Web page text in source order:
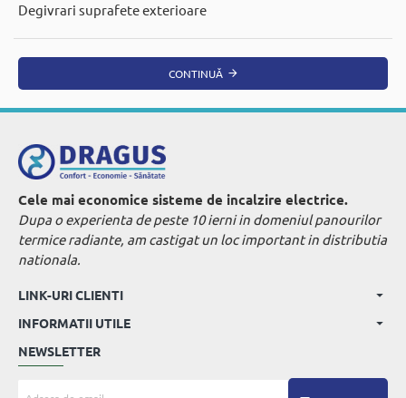
Degivrari suprafete exterioare
CONTINUĂ
Cele mai economice sisteme de incalzire electrice.
Dupa o experienta de peste 10 ierni in domeniul panourilor
termice radiante, am castigat un loc important in distributia
nationala.
LINK-URI CLIENTI
INFORMATII UTILE
NEWSLETTER